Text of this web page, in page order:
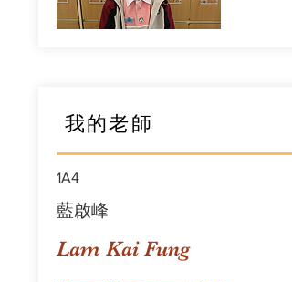
我的老師
1A4
藍啟峰
Lam Kai Fung